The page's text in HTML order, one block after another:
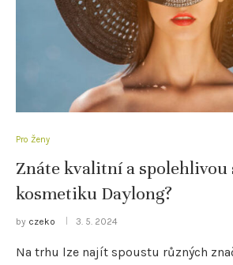
Pro Ženy
Znáte kvalitní a spolehlivou
kosmetiku Daylong?
by czeko 3. 5. 2024
Na trhu lze najít spoustu různých